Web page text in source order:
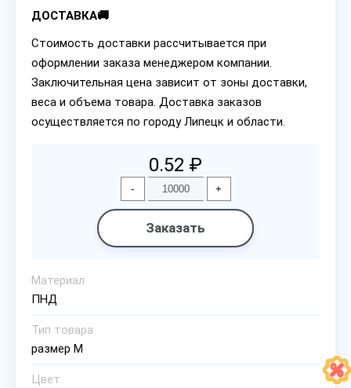
ДОСТАВКА🚚
Стоимость доставки рассчитывается при
оформлении заказа менеджером компании.
Заключительная цена зависит от зоны доставки,
веса и объема товара. Доставка заказов
осуществляется по городу Липецк и области.
0.52 ₽
- +
Заказать
Материал
ПНД
Тип товара
размер М
Цвет